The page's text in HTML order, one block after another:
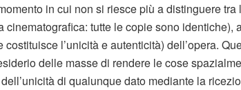
in cui non si riesce più a distinguere tra
tutte le copie sono identiche),
l’unicità e autenticità) dell’opera.
delle masse di rendere le cose
di qualunque dato mediante la